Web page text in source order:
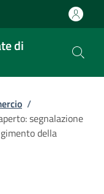
di
/
segnalazione
della